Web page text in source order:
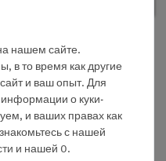
растения
нашем сайте.
в то время как другие
и ваш опыт. Для
о куки-
и ваших правах как
с нашей
и нашей 0.